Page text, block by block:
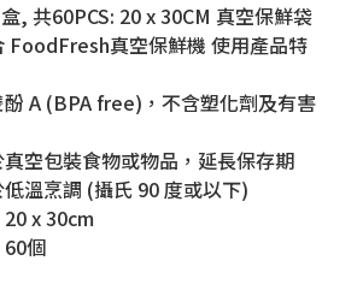
, 共60PCS: 20 x 30CM 真空保鮮袋
FoodFresh真空保鮮機 使用產品特
A (BPA free)，不含塑化劑及有害
空包裝食物或物品，延長保存期
溫烹調 (攝氏 90 度或以下)
x 30cm
個